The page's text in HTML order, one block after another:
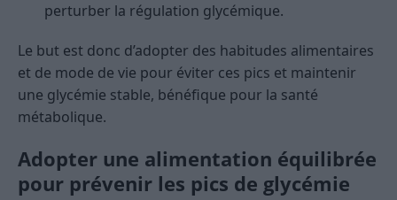
perturber la régulation glycémique.
Le but est donc d’adopter des habitudes alimentaires
et de mode de vie pour éviter ces pics et maintenir
une glycémie stable, bénéfique pour la santé
métabolique.
Adopter une alimentation équilibrée
pour prévenir les pics de glycémie